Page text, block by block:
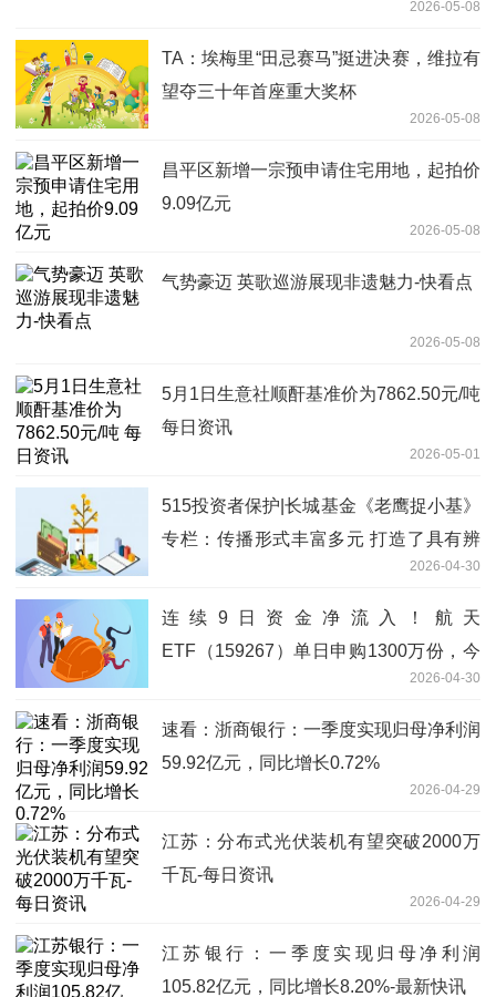
2026-05-08
TA：埃梅里“田忌赛马”挺进决赛，维拉有
望夺三十年首座重大奖杯
2026-05-08
昌平区新增一宗预申请住宅用地，起拍价
9.09亿元
2026-05-08
气势豪迈 英歌巡游展现非遗魅力-快看点
2026-05-08
5月1日生意社顺酐基准价为7862.50元/吨
每日资讯
2026-05-01
515投资者保护|长城基金《老鹰捉小基》
专栏：传播形式丰富多元 打造了具有辨
2026-04-30
连续9日资金净流入！航天
ETF（159267）单日申购1300万份，今
年以来份额增长率近220%居同指数榜首
2026-04-30
速看：浙商银行：一季度实现归母净利润
59.92亿元，同比增长0.72%
2026-04-29
江苏：分布式光伏装机有望突破2000万
千瓦-每日资讯
2026-04-29
江苏银行：一季度实现归母净利润
105.82亿元，同比增长8.20%-最新快讯